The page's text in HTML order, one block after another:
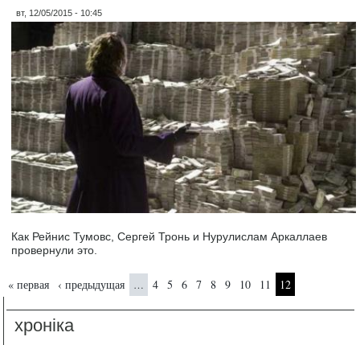
вт, 12/05/2015 - 10:45
Как Рейнис Тумовс, Сергей Тронь и Нурулислам Аркаллаев
провернули это.
Страницы
« первая ‹ предыдущая … 4 5 6 7 8 9 10 11 12
хроніка